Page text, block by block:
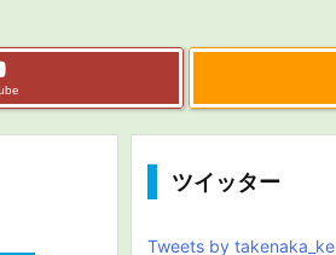
ツイッター
Tweets by takenaka_ke